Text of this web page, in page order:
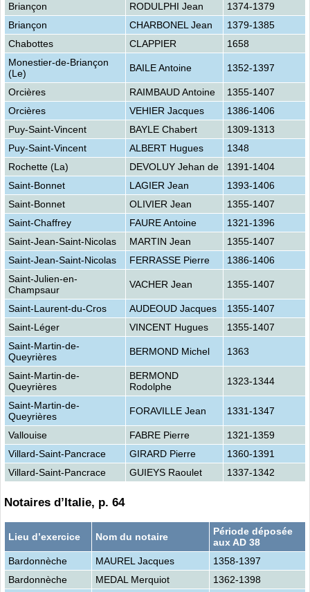
Briançon
RODULPHI Jean
1374-1379
Briançon
CHARBONEL Jean
1379-1385
Chabottes
CLAPPIER
1658
Monestier-de-Briançon
(Le)
BAILE Antoine 1352-1397
Orcières RAIMBAUD Antoine
1355-1407
Orcières
VEHIER Jacques
1386-1406
Puy-Saint-Vincent
BAYLE Chabert
1309-1313
Puy-Saint-Vincent
ALBERT Hugues
1348
Rochette (La)
DEVOLUY Jehan de
1391-1404
Saint-Bonnet
LAGIER Jean
1393-1406
Saint-Bonnet
OLIVIER Jean
1355-1407
Saint-Chaffrey
FAURE Antoine
1321-1396
Saint-Jean-Saint-Nicolas
MARTIN Jean
1355-1407
Saint-Jean-Saint-Nicolas
FERRASSE Pierre
1386-1406
Saint-Julien-en-
Champsaur
VACHER Jean 1355-1407
Saint-Laurent-du-Cros AUDEOUD Jacques
1355-1407
Saint-Léger
VINCENT Hugues
1355-1407
Saint-Martin-de-
Queyrières
BERMOND Michel 1363
Saint-Martin-de-
Queyrières
BERMOND
Rodolphe
1323-1344
Saint-Martin-de-
Queyrières
FORAVILLE Jean 1331-1347
Vallouise FABRE Pierre
1321-1359
Villard-Saint-Pancrace
GIRARD Pierre
1360-1391
Villard-Saint-Pancrace
GUIEYS Raoulet 1337-1342
Notaires d’Italie, p. 64
Lieu d’exercice Nom du notaire
Période déposée
aux AD 38
Bardonnèche
MAUREL Jacques
1358-1397
Bardonnèche
MEDAL Merquiot
1362-1398